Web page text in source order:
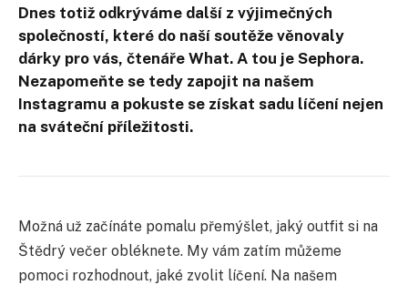
Dnes totiž odkrýváme další z výjimečných
společností, které do naší soutěže věnovaly
dárky pro vás, čtenáře What. A tou je Sephora.
Nezapomeňte se tedy zapojit na našem
Instagramu a pokuste se získat sadu líčení nejen
na sváteční příležitosti.
Možná už začínáte pomalu přemýšlet, jaký outfit si na
Štědrý večer obléknete. My vám zatím můžeme
pomoci rozhodnout, jaké zvolit líčení. Na našem